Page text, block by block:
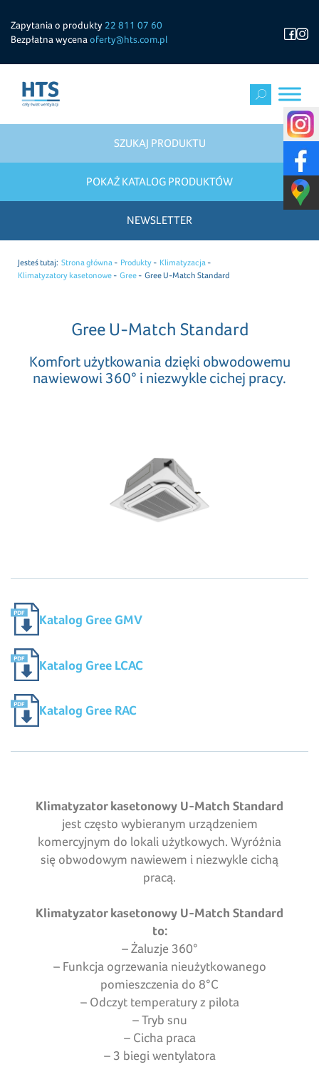
Zapytania o produkty 22 811 07 60
Bezpłatna wycena oferty@hts.com.pl
SZUKAJ PRODUKTU
POKAŻ KATALOG PRODUKTÓW
NEWSLETTER
Jesteś tutaj: Strona główna Produkty
Klimatyzacja
Klimatyzatory kasetonowe
Gree Gree U-Match Standard
Gree U-Match Standard
Komfort użytkowania dzięki obwodowemu
nawiewowi 360° i niezwykle cichej pracy.
Katalog Gree GMV
Katalog Gree LCAC
Katalog Gree RAC
Klimatyzator kasetonowy U-Match Standard
jest często wybieranym urządzeniem
komercyjnym do lokali użytkowych. Wyróżnia
się obwodowym nawiewem i niezwykle cichą
pracą.
Klimatyzator kasetonowy U-Match Standard
to:
– Żaluzje 360°
– Funkcja ogrzewania nieużytkowanego
pomieszczenia do 8°C
– Odczyt temperatury z pilota
– Tryb snu
– Cicha praca
– 3 biegi wentylatora